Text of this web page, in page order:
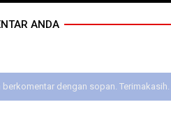
ANDA
dengan sopan. Terimakasih.